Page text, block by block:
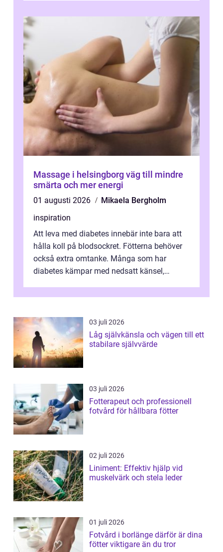
Massage i helsingborg väg till mindre
smärta och mer energi
01 augusti 2026
Mikaela Bergholm
inspiration
Att leva med diabetes innebär inte bara att
hålla koll på blodsockret. Fötterna behöver
också extra omtanke. Många som har
diabetes kämpar med nedsatt känsel,
läknings...
03 juli 2026
Låg självkänsla och vägen till ett
stabilare självvärde
03 juli 2026
Fotterapeut och professionell
fotvård för hållbara fötter
02 juli 2026
Liniment: Effektiv hjälp vid
muskelvärk och stela leder
01 juli 2026
Fotvård i borlänge därför är dina
fötter viktigare än du tror